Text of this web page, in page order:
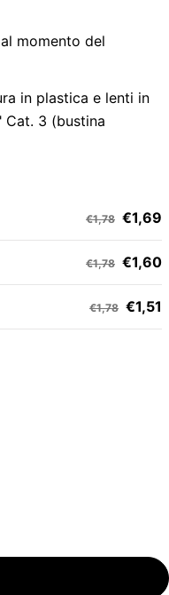
momento del
in plastica e lenti in
3 (bustina
€1,78 €1,69
€1,78 €1,60
€1,78 €1,51